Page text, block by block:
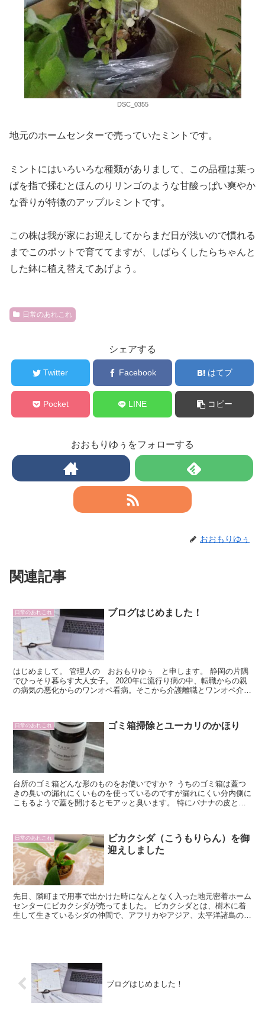
DSC_0355
地元のホームセンターで売っていたミントです。
ミントにはいろいろな種類がありまして、この品種は葉っ
ぱを指で揉むとほんのりリンゴのような甘酸っぱい爽やか
な香りが特徴のアップルミントです。
この株は我が家にお迎えしてからまだ日が浅いので慣れる
までこのポットで育ててますが、しばらくしたらちゃんと
した鉢に植え替えてあげよう。
日常のあれこれ
シェアする
Twitter Facebook はてブ
Pocket LINE コピー
おおもりゆぅをフォローする
おおもりゆぅ
関連記事
日常のあれこれ ブログはじめました！
はじめまして。 管理人の おおもりゆぅ と申します。 静岡の片隅
でひっそり暮らす大人女子。 2020年に流行り病の中、転職からの親
の病気の悪化からのワンオペ看病。そこから介護離職とワンオペ介護
日常のあれこれ ゴミ箱掃除とユーカリのかほり
台所のゴミ箱どんな形のものをお使いですか？ うちのゴミ箱は蓋つ
きの臭いの漏れにくいものを使っているのですが漏れにくい分内側に
こもるようで蓋を開けるとモアッと臭います。 特にバナナの皮とか
日常のあれこれ
ビカクシダ（こうもりらん）を御
迎えしました
先日、隣町まで用事で出かけた時になんとなく入った地元密着ホーム
センターにビカクシダが売ってました。 ビカクシダとは、樹木に着
生して生きているシダの仲間で、アフリカやアジア、太平洋諸島の植
ブログはじめました！